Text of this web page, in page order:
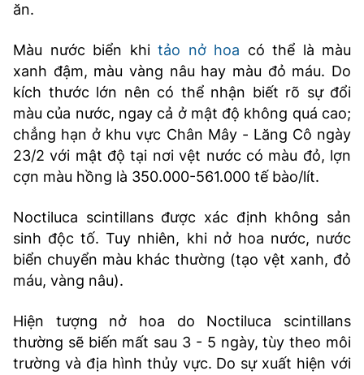
ăn.
Màu nước biển khi tảo nở hoa có thể là màu
xanh đậm, màu vàng nâu hay màu đỏ máu. Do
kích thước lớn nên có thể nhận biết rõ sự đổi
màu của nước, ngay cả ở mật độ không quá cao;
chẳng hạn ở khu vực Chân Mây - Lăng Cô ngày
23/2 với mật độ tại nơi vệt nước có màu đỏ, lợn
cợn màu hồng là 350.000-561.000 tế bào/lít.
Noctiluca scintillans được xác định không sản
sinh độc tố. Tuy nhiên, khi nở hoa nước, nước
biển chuyển màu khác thường (tạo vệt xanh, đỏ
máu, vàng nâu).
Hiện tượng nở hoa do Noctiluca scintillans
thường sẽ biến mất sau 3 - 5 ngày, tùy theo môi
trường và địa hình thủy vực. Do sự xuất hiện với